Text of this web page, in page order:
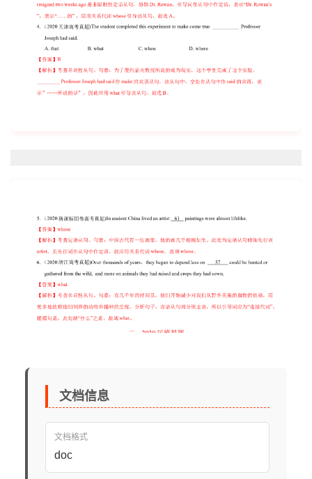
文档信息
文档格式
doc